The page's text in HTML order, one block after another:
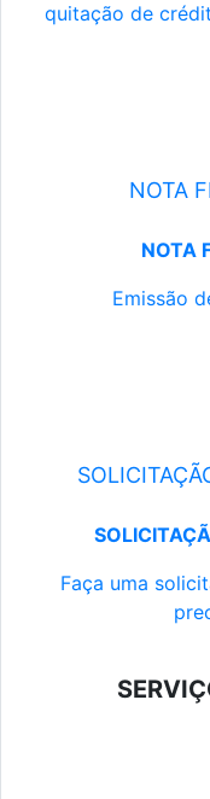
quitação de
NOTA
NOTA
Emissão
Faça uma